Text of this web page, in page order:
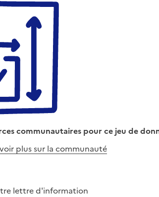
communautaires pour ce jeu de
plus sur la communauté
lettre d'information